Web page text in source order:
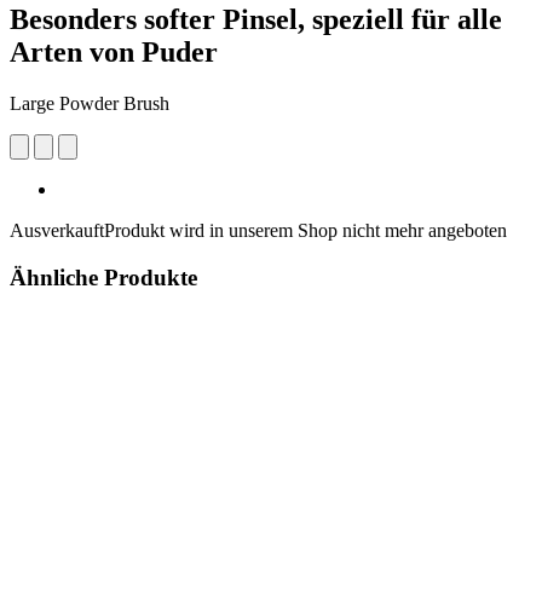
Besonders softer Pinsel, speziell für alle
Arten von Puder
Large Powder Brush
AusverkauftProdukt wird in unserem Shop nicht mehr angeboten
Ähnliche Produkte